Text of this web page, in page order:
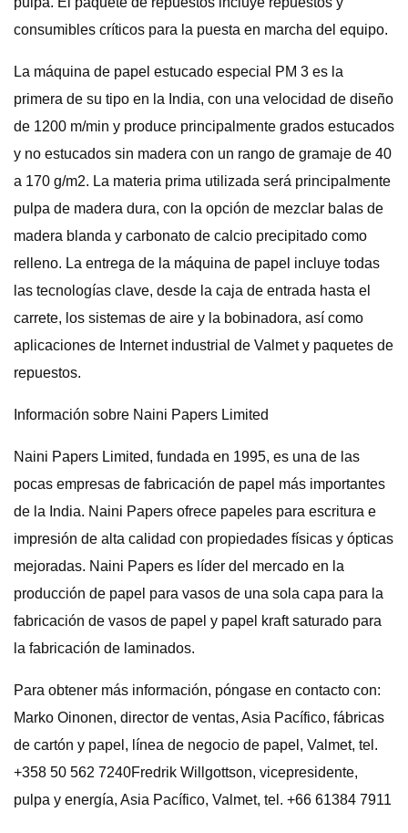
consumibles críticos para la puesta en marcha del equipo.
La máquina de papel estucado especial PM 3 es la
primera de su tipo en la India, con una velocidad de diseño
de 1200 m/min y produce principalmente grados estucados
y no estucados sin madera con un rango de gramaje de 40
a 170 g/m2. La materia prima utilizada será principalmente
pulpa de madera dura, con la opción de mezclar balas de
madera blanda y carbonato de calcio precipitado como
relleno. La entrega de la máquina de papel incluye todas
las tecnologías clave, desde la caja de entrada hasta el
carrete, los sistemas de aire y la bobinadora, así como
aplicaciones de Internet industrial de Valmet y paquetes de
repuestos.
Información sobre Naini Papers Limited
Naini Papers Limited, fundada en 1995, es una de las
pocas empresas de fabricación de papel más importantes
de la India. Naini Papers ofrece papeles para escritura e
impresión de alta calidad con propiedades físicas y ópticas
mejoradas. Naini Papers es líder del mercado en la
producción de papel para vasos de una sola capa para la
fabricación de vasos de papel y papel kraft saturado para
la fabricación de laminados.
Para obtener más información, póngase en contacto con:
Marko Oinonen, director de ventas, Asia Pacífico, fábricas
de cartón y papel, línea de negocio de papel, Valmet, tel.
+358 50 562 7240Fredrik Willgottson, vicepresidente,
pulpa y energía, Asia Pacífico, Valmet, tel. +66 61384 7911